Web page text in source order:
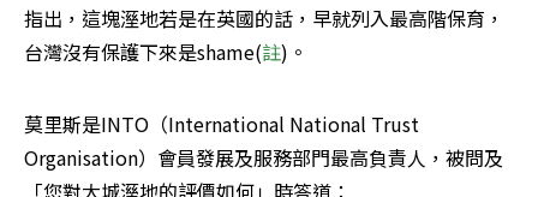
指出，這塊溼地若是在英國的話，早就列入最高階保育，
台灣沒有保護下來是shame(註)。
莫里斯是INTO（International National Trust
Organisation）會員發展及服務部門最高負責人，被問及
「您對大城溼地的評價如何」時答道：